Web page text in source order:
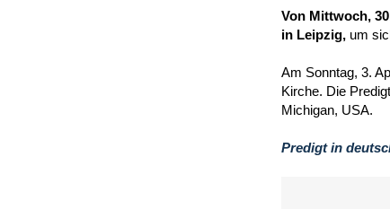
Von Mittwoch,
in Leipzig, um
Am Sonntag, 3.
Kirche. Die
Michigan, USA.
Predigt in